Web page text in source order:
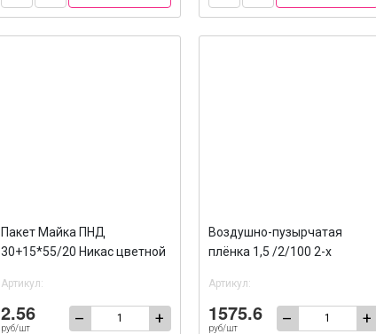
Пакет Майка ПНД
30+15*55/20 Никас цветной
Артикул:
2.56
руб/шт
– +
Воздушно-пузырчатая
плёнка 1,5 /2/100 2-х
Артикул:
1575.6
руб/шт
– +